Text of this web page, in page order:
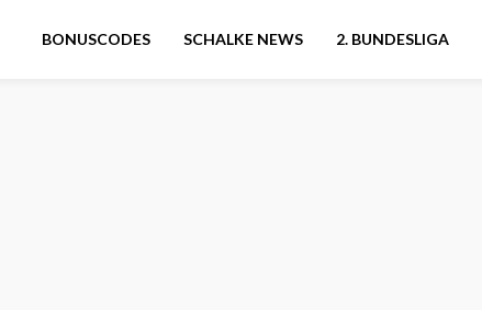
BONUSCODES SCHALKE NEWS 2. BUNDESLIGA